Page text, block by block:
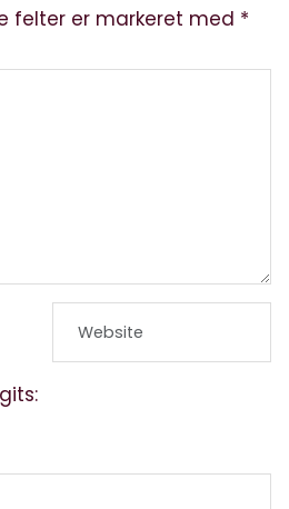
felter er markeret med *